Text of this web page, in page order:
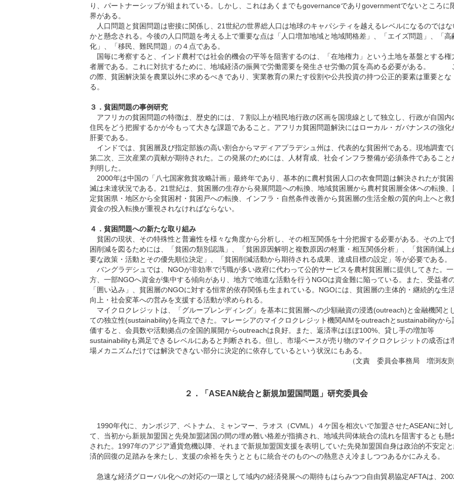
り、パートナーシップが組まれている。しかし、これはあくまでもgovernanceでありgovernmentでないところに
界がある。
人口問題と貧困問題は密接に関係し、21世紀の世界総人口は地球のキャパシティを越えるレベルになるのではな
かと懸念される。今後の人口問題を考える上で重要な点は「人口増加地域と地域間格差」、「エイズ問題」、「高
化」、「移民、難民問題」の４点である。
国毎に考察すると、インド農村では社会的機会の平等を阻害するのは、「在地権力」という土地を基盤とする権
者層である。これに対抗するために、地域経済の振興で労働需要を発生させ労働の質を高める必要がある。
の際、貧困解決策を農業以外に求めるべきであり、実業教育の果たす役割や公共投資の持つ公正的要素は重要とな
る。
３．貧困問題の事例研究
アフリカの貧困問題の特徴は、歴史的には、７割以上が植民地行政の区画を国境線として独立し、行政が自国内
住民をどう把握するかが今もって大きな課題であること。アフリカ貧困問題解決にはローカル・ガバナンスの強化
肝要である。
インドでは、貧困層及び指定部族の高い割合からマディアプラデシュ州は、代表的な貧困州である。現地調査で
第二次、三次産業の貢献が期待された。この発展のためには、人材育成、社会インフラ整備が必須条件であること
判明した。
2000年は中国の「八七国家救貧攻略計画」最終年であり、基本的に農村貧困人口の衣食問題は解決されたが貧
滅は未達状況である。21世紀は、貧困層の生存から発展問題への転換、地域貧困層から農村貧困層全体への転換、
定貧困県・地区から全貧困村・貧困戸への転換、インフラ・自然条件改善から貧困層の生活全般の質的向上へと救
資金の投入転換が重視されなければならない。
４．貧困問題への新たな取り組み
貧困の現状、その特殊性と普遍性を様々な角度から分析し、その相互関係を十分把握する必要がある。その上で
困削減を図るためには、「貧困の類別認識」、「貧困原因解明と複数原因の軽重・相互関係分析」、「貧困削減上
要な政策・活動とその優先順位決定」、「貧困削減活動から期待される成果、達成目標の設定」等が必要である。
バングラデシュでは、NGOが非効率で汚職が多い政府に代わって公的サービスを農村貧困層に提供してきた。一
方、一部NGOへ資金が集中する傾向があり、地方で地道な活動を行うNGOは資金難に陥っている。また、受益者
「囲い込み」、貧困層のNGOに対する恒常的依存関係も生まれている。NGOには、貧困層の主体的・継続的な生
向上・社会変革への営みを支援する活動が求められる。
マイクロクレジットは、「グループレンディング」を基本に貧困層への少額融資の浸透(outreach)と金融機関と
ての独立性(sustainability)を両立できた。マレーシアのマイクロクレジット機関AIMをoutreachとsustainabilityから
価すると、会員数や活動拠点の全国的展開からoutreachは良好。また、返済率はほぼ100%、貸し手の増加等
sustainabilityも満足できるレベルにあると判断される。但し、市場ベースが売り物のマイクロクレジットの成否は
場メカニズムだけでは解決できない部分に決定的に依存しているという状況にもある。
（文責 委員会事務局 増渕友則
２．「ASEAN統合と新規加盟国問題」研究委員会
1990年代に、カンボジア、ベトナム、ミャンマー、ラオス（CVML）４ケ国を相次いで加盟させたASEANに対し
て、当初から新規加盟国と先発加盟諸国の間の埋め難い格差が指摘され、地域共同体統合の流れを阻害するとも懸
された。1997年のアジア通貨危機以降、それまで新規加盟国支援を表明していた先発加盟国自身は政治的不安定
済的回復の足踏みを来たし、支援の余裕を失うとともに統合そのものへの熱意さえ冷ましつつあるかにみえる。
急速な経済グローバル化への対応の一環として域内の経済発展への期待もはらみつつ自由貿易協定AFTAは、